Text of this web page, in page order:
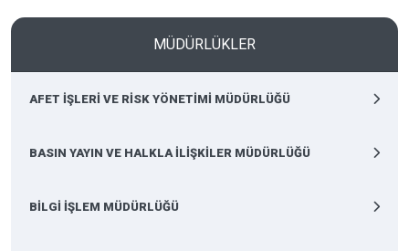
MÜDÜRLÜKLER
AFET İŞLERİ VE RİSK YÖNETİMİ MÜDÜRLÜĞÜ
BASIN YAYIN VE HALKLA İLİŞKİLER MÜDÜRLÜĞÜ
BİLGİ İŞLEM MÜDÜRLÜĞÜ